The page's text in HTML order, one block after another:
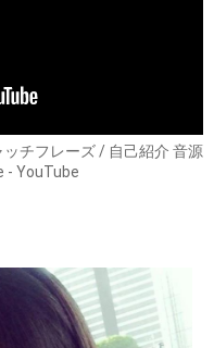
チフレーズ / 自己紹介 音源
- YouTube